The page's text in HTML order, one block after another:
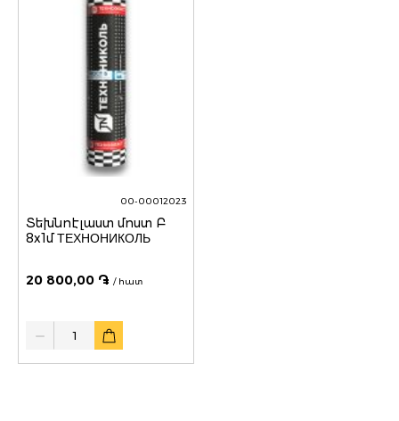
00-00012023
Տեխնոէլաստ մոստ Բ
8x1մ ТЕХНОНИКОЛЬ
20 800,00 ֏ / հատ